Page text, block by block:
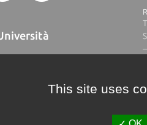
This site uses